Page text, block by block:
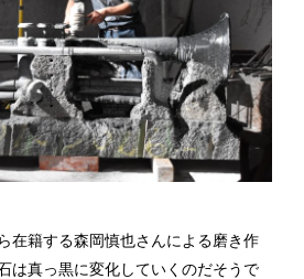
在籍する森岡慎也さんによる磨き作
は真っ黒に変化していくのだそうで